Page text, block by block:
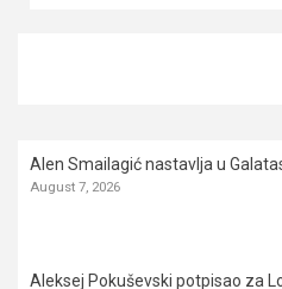
Alen Smailagić nastavlja u
August 7, 2026
Aleksej Pokuševski potpisao za